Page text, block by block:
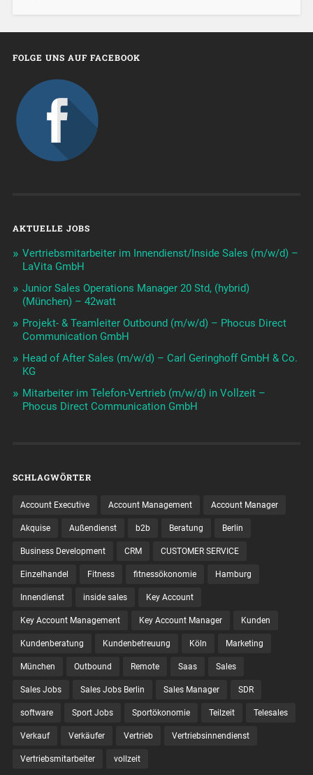
FOLGE UNS AUF FACEBOOK
AKTUELLE JOBS
Vertriebsmitarbeiter im Innendienst/Inside Sales (m/w/d) –
LaVita GmbH
Junior Sales Operations Manager 20 Std, (hybrid)
(München) – 42watt
Projekt- & Teamleiter Outbound (m/w/d) – Phocus Direct
Communication GmbH
Head of After Sales (m/w/d) – Carl Geringhoff GmbH & Co.
KG
Mitarbeiter im Telefon-Vertrieb (m/w/d) in Vollzeit –
Phocus Direct Communication GmbH
SCHLAGWÖRTER
Account Executive Account Management Account Manager
Akquise Außendienst b2b Beratung Berlin
Business Development CRM CUSTOMER SERVICE
Einzelhandel Fitness fitnessökonomie Hamburg
Innendienst inside sales Key Account
Key Account Management Key Account Manager Kunden
Kundenberatung Kundenbetreuung Köln Marketing
München Outbound Remote Saas Sales
Sales Jobs Sales Jobs Berlin Sales Manager SDR
software Sport Jobs Sportökonomie Teilzeit Telesales
Verkauf Verkäufer Vertrieb Vertriebsinnendienst
Vertriebsmitarbeiter vollzeit